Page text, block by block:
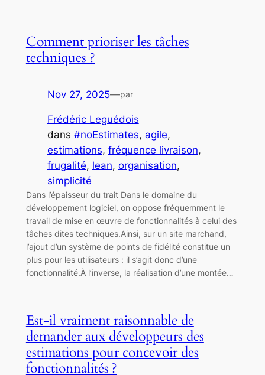
Comment prioriser les tâches
techniques ?
Nov 27, 2025—par
Frédéric Leguédois
dans #noEstimates, agile
estimations, fréquence livraison
frugalité, lean, organisation
simplicité
Dans l’épaisseur du trait Dans le domaine du
développement logiciel, on oppose fréquemment le
travail de mise en œuvre de fonctionnalités à celui des
tâches dites techniques.Ainsi, sur un site marchand,
l’ajout d’un système de points de fidélité constitue un
plus pour les utilisateurs : il s’agit donc d’une
fonctionnalité.À l’inverse, la réalisation d’une montée…
Est‑il vraiment raisonnable de
demander aux développeurs des
estimations pour concevoir des
fonctionnalités ?